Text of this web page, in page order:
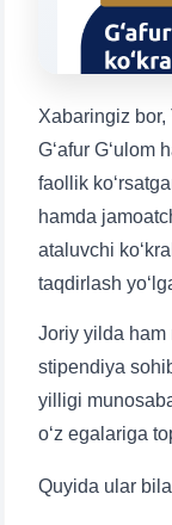
Xabaringiz
G‘afur G‘ulom
faollik
hamda
ataluvchi
taqdirlash
Joriy yilda ham
stipendiya
yilligi
o‘z egalariga
Quyida ular